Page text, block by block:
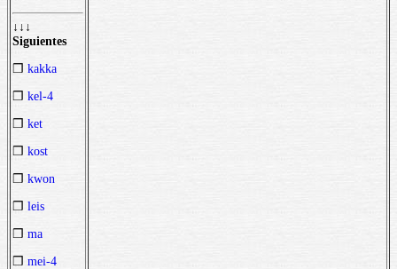
↓↓↓
Siguientes
❒ kakka
❒ kel-4
❒ ket
❒ kost
❒ kwon
❒ leis
❒ ma
❒ mei-4